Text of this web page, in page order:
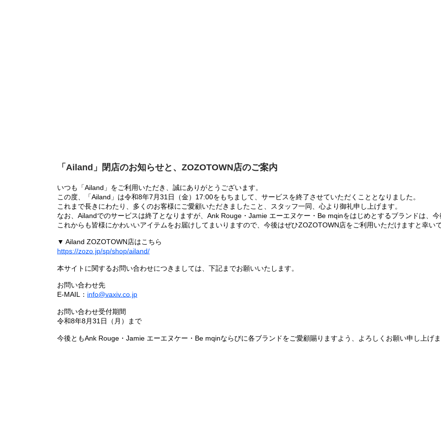
「Ailand」閉店のお知らせと、ZOZOTOWN店のご案内
いつも「Ailand」をご利用いただき、誠にありがとうございます。
この度、「Ailand」は令和8年7月31日（金）17:00をもちまして、サービスを終了させていただくこととなりました。
これまで長きにわたり、多くのお客様にご愛顧いただきましたこと、スタッフ一同、心より御礼申し上げます。
なお、Ailandでのサービスは終了となりますが、Ank Rouge・Jamie エーエヌケー・Be mqinをはじめとするブランドは、
これからも皆様にかわいいアイテムをお届けしてまいりますので、今後はぜひZOZOTOWN店をご利用いただけますと幸いで
▼ Ailand ZOZOTOWN店はこちら
https://zozo.jp/sp/shop/ailand/
本サイトに関するお問い合わせにつきましては、下記までお願いいたします。
お問い合わせ先
E-MAIL： info@vaxiv.co.jp
お問い合わせ受付期間
令和8年8月31日（月）まで
今後ともAnk Rouge・Jamie エーエヌケー・Be mqinならびに各ブランドをご愛顧賜りますよう、よろしくお願い申し上げま